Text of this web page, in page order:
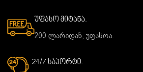
უფასო მიტანა.
200 ლარიდან, უფასოა.
24/7 საპორტი.